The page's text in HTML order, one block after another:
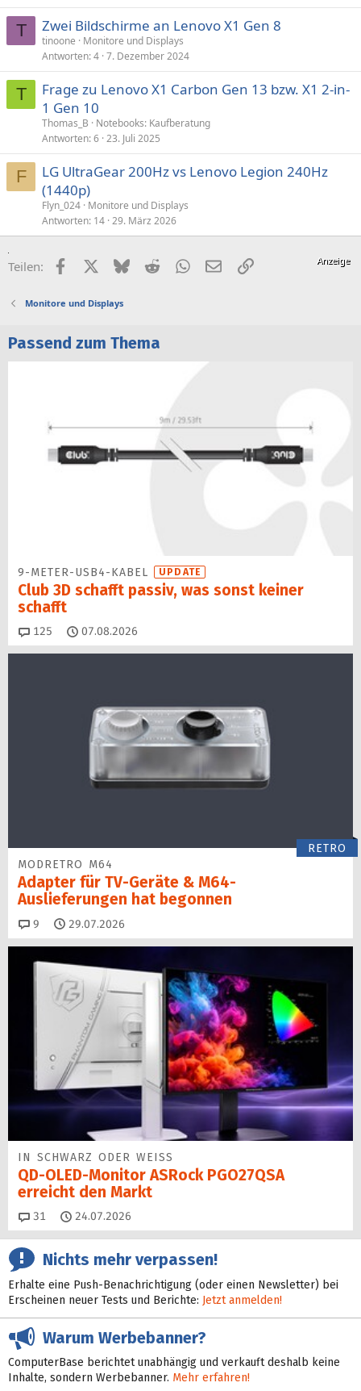
T Zwei Bildschirme an Lenovo X1 Gen 8
tinoone
Monitore und Displays
Antworten 4 7. Dezember 2024
T
Frage zu Lenovo X1 Carbon Gen 13 bzw. X1 2-in-
1 Gen 10
Thomas_B
Notebooks: Kaufberatung
Antworten 6 23. Juli 2025
F
LG UltraGear 200Hz vs Lenovo Legion 240Hz
(1440p)
Flyn_024 Monitore und Displays
Antworten 14 29. März 2026
Teilen: FacebookX (Twitter)
BlueskyRedditWhatsApp
E-MailLink
Monitore und Displays
Passend zum Thema
9-METER-USB4-KABEL UPDATE
Club 3D schafft passiv, was sonst keiner
schafft
125 Kommentare
07.08.2026
RETRO
MODRETRO M64
Adapter für TV-Geräte & M64-
Auslieferungen hat begon­nen
9 Kommentare
29.07.2026
IN SCHWARZ ODER WEISS
QD-OLED-Monitor ASRock PGO27QSA
erreicht den Markt
31 Kommentare
24.07.2026
Nichts mehr verpassen!
Erhalte eine Push-Benachrichtigung (oder einen Newsletter) bei
Erscheinen neuer Tests und Berichte: Jetzt anmelden!
Warum Werbebanner?
ComputerBase berichtet unabhängig und verkauft deshalb keine
Inhalte, sondern Werbebanner. Mehr erfahren!